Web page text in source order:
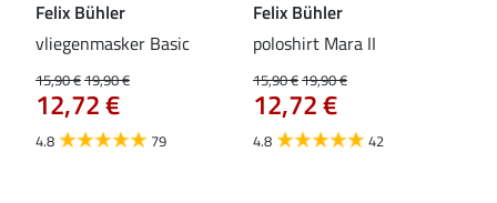
Felix Bühler
vliegenmasker Basic
15,90 €19,90 €
12,72 €
4.8 79
Felix Bühler
poloshirt Mara II
15,90 €19,90 €
12,72 €
4.8 42